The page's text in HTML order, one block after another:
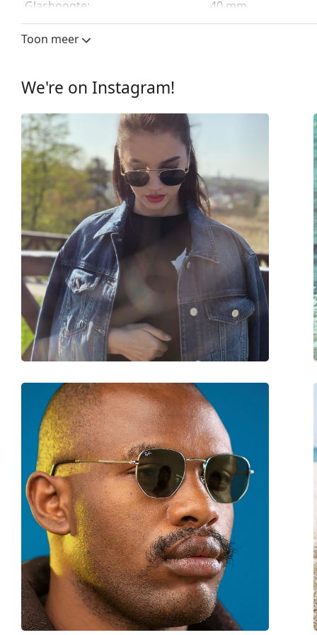
Glashoogte:
40 mm
Glasbreedte:
55 mm
montuur
Montuur vorm:
Montuur kleur:
Montuur materiaal:
Plastic
Maat:
L
Breedte:
141 mm
Lengte:
145 mm
Breedte brug:
18 mm
Gewicht:
40 gr
Verstelbare neus-pads:
Verende scharnier:
No
accessoires
Reinigingsdoekje:
Ja
Overig
Geslacht:
Unisex
Categorie:
Zonnebrillen
Merk:
Ray-Ban
Functie:
Fashion
Code:
RB2132 622 55
Voorschrift beschikbaar:
No
Toon meer
We're on Instagram!